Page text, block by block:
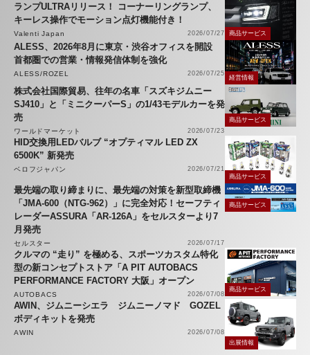
ランプULTRAリリース！ コーナーリングランプ、
キーレス操作でモーション点灯機能付き！
Valenti Japan 2026/07/27 商品サービス
ALESS、2026年8月に東京・渋谷オフィスを開設
首都圏での営業・情報発信体制を強化
ALESS/ROZEL 2026/07/25
経営情報
株式会社国際貿易、往年の名車「スズキジムニー
SJ410」と「ミニクーパーS」の1/43モデルカーを発
売
ワールドマーケット 2026/07/23
商品サービス
HID交換用LEDバルブ “オプティマル LED ZX
6500K” 新発売
ベロフジャパン
2026/07/21
商品サービス
最先端の取り締まりに、最先端の対策を新型取締機
「JMA-600（NTG-962）」に完全対応！セーフティ
レーダーASSURA「AR-126A」をセルスターより7
月発売
セルスター 2026/07/17
商品サービス
クルマの “走り” を極める、スポーツカスタム特化
型の新コンセプトストア「A PIT AUTOBACS
PERFORMANCE FACTORY 大阪」オープン
AUTOBACS 2026/07/08
商品サービス
AWIN、ジムニーシエラ ジムニーノマド GOZEL
ボディキットを発売
AWIN
2026/07/08
出展情報